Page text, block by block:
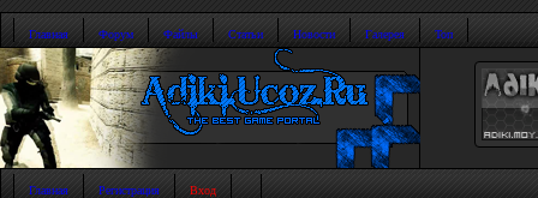
Главная Форум Файлы Статьи Новости Галерея Топ
Главная Регистрация Вход